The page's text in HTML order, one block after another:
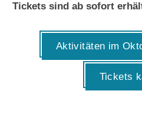
Tickets sind ab sofort
Aktivitäten im
Tickets